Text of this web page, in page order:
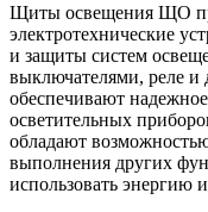
Щиты освещения ЩО
электротехнические
и защиты систем
выключателями, реле и
обеспечивают
осветительных
обладают
выполнения других
использовать энергию